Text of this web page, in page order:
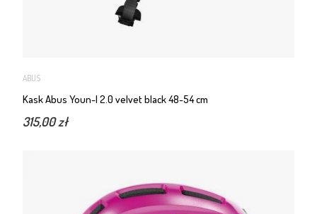
ABUS
Kask Abus Youn-I 2.0 velvet black 48-54 cm
315,00 zł